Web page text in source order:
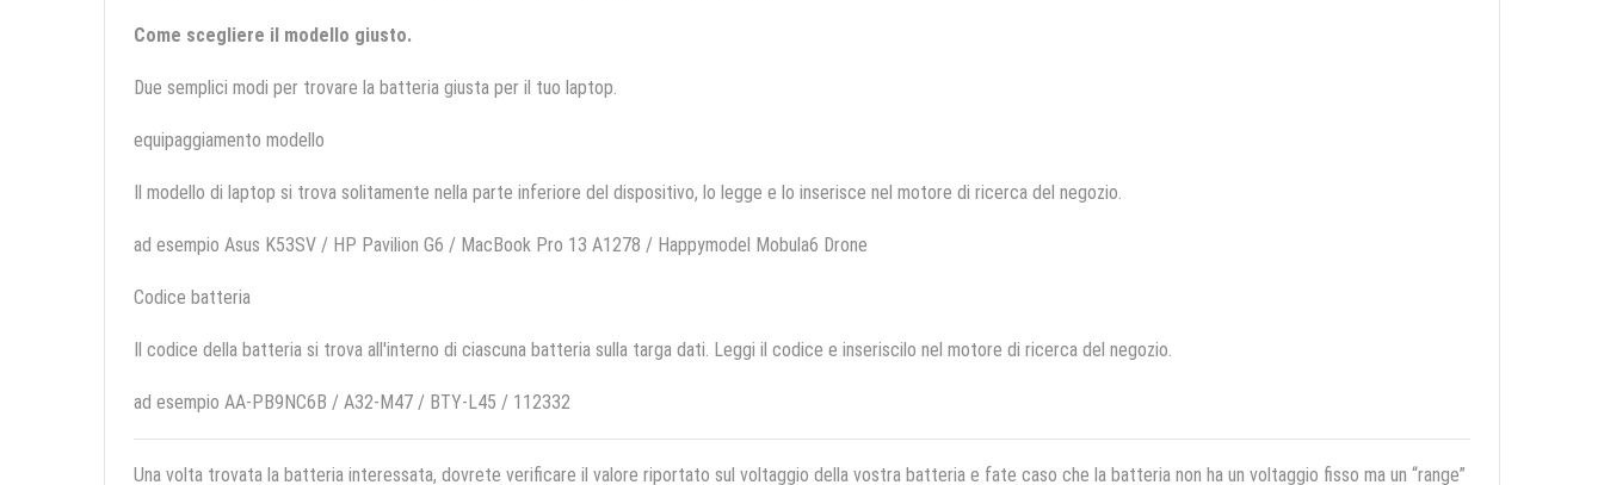
Come scegliere il modello giusto.
Due semplici modi per trovare la batteria giusta per il tuo laptop.
equipaggiamento modello
Il modello di laptop si trova solitamente nella parte inferiore del dispositivo, lo legge e lo inserisce nel motore di ricerca del negozio.
ad esempio Asus K53SV / HP Pavilion G6 / MacBook Pro 13 A1278 / Happymodel Mobula6 Drone
Codice batteria
Il codice della batteria si trova all'interno di ciascuna batteria sulla targa dati. Leggi il codice e inseriscilo nel motore di ricerca del negozio.
ad esempio AA-PB9NC6B / A32-M47 / BTY-L45 / 112332
Una volta trovata la batteria interessata, dovrete verificare il valore riportato sul voltaggio della vostra batteria e fate caso che la batteria non ha un voltaggio fisso ma un “range”